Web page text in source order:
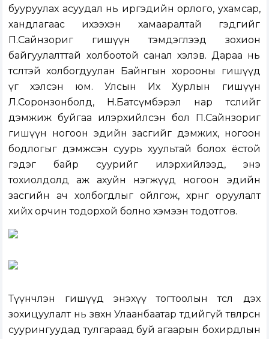
бууруулах асуудал нь иргэдийн орлого, ухамсар,
хандлагаас ихээхэн хамааралтай гэдгийг
П.Сайнзориг гишүүн тэмдэглээд зохион
байгуулалттай холбоотой санал хэлэв. Дараа нь
төсөлтэй холбогдуулан Байнгын хорооны гишүүд
үг хэлсэн юм. Улсын Их Хурлын гишүүн
Л.Соронзонболд, Н.Батсүмбэрэл нар төслийг
дэмжиж буйгаа илэрхийлсэн бол П.Сайнзориг
гишүүн ногоон эдийн засгийг дэмжих, ногоон
бодлогыг дэмжсэн суурь хуультай болох ёстой
гэдэг байр суурийг илэрхийлээд, энэ
тохиолдолд аж ахуйн нэгжүүд ногоон эдийн
засгийн ач холбогдлыг ойлгож, хөрөнгө оруулалт
хийх орчин тодорхой болно хэмээн тодотгов.
Түүнчлэн гишүүд энэхүү тогтоолын төсөл дэх
зохицуулалт нь зөвхөн Улаанбаатар төдийгүй төвлөрсөн
суурингуудад тулгараад буй агаарын бохирдлын